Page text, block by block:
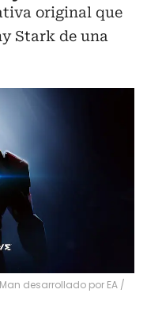
original que
Stark de una
desarrollado por EA /